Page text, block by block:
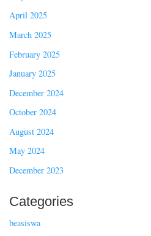
April 2025
March 2025
February 2025
January 2025
December 2024
October 2024
August 2024
May 2024
December 2023
Categories
beasiswa